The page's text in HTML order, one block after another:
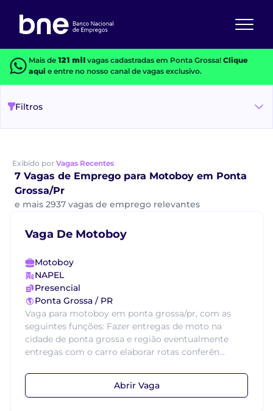
Mais de 121 milvagas cadastradas em Ponta Grossa! Clique
aquie entre no nosso canal de vagas exclusivo.
Filtros
Exibido por Vagas Recentes
7 Vagas de Emprego para Motoboy em Ponta
Grossa/Pr
e mais 2937 vagas de emprego relevantes
Vaga De Motoboy
Motoboy
NAPEL
Presencial
Ponta Grossa / PR
Vaga para motoboy em ponta grossa/pr, com as
seguintes funções: Fazer entregas de moto na
cidade de ponta grossa e região eventualmente
entregas com o carro elaborar rotas conferên...
Abrir Vaga